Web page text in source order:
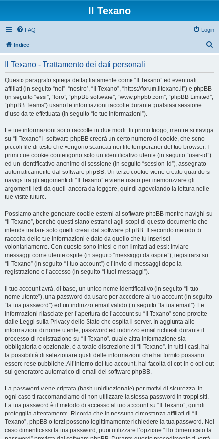
Il Texano
FAQ Login
Indice
Il Texano - Trattamento dei dati personali
Questo paragrafo spiega dettagliatamente come “Il Texano” ed eventuali
affiliati (in seguito “noi”, “nostro”, “Il Texano”, “https://forum.iltexano.it”) e phpBB
(in seguito “essi”, “loro”, “phpBB software”, “www.phpbb.com”, “phpBB Limited”,
“phpBB Teams”) usano le informazioni raccolte durante qualsiasi sessione
d’uso da te effettuata (in seguito “le tue informazioni”).
Le tue informazioni sono raccolte in due modi. In primo luogo, mentre si naviga
su “Il Texano” il software phpBB creerà un certo numero di cookie, che sono
piccoli file di testo che vengono scaricati nei file temporanei del tuo browser. I
primi due cookie contengono solo un identificativo utente (in seguito “user-id”)
ed un identificativo anonimo di sessione (in seguito “session-id”), assegnato
automaticamente dal software phpBB. Un terzo cookie viene creato quando si
naviga tra gli argomenti di “Il Texano” e viene usato per memorizzare gli
argomenti letti da quelli ancora da leggere, quindi agevolando la lettura nelle
tue visite future.
Possiamo anche generare cookie esterni al software phpBB mentre navighi su
“Il Texano”, benché questi siano estranei agli scopi di questo documento che
intende trattare solo quelli creati dal software phpBB. Il secondo metodo di
raccolta delle tue informazioni è dato da quello che tu inserisci
volontariamente. Con questo sono intesi e non limitati ad essi: inviare
messaggi come utente ospite (in seguito “messaggi da ospite”), registrarsi su
“Il Texano” (in seguito “il tuo account”) e l’invio di messaggi dopo la
registrazione e l’accesso (in seguito “i tuoi messaggi”).
Il tuo account avrà, di base, un unico nome identificativo (in seguito “il tuo
nome utente”), una password da usare per accedere al tuo account (in seguito
“la tua password”) ed un indirizzo email valido (in seguito “la tua email”). Le
informazioni rilasciate per l’apertura dell’account su “Il Texano” sono protette
dalle Leggi sulla Privacy dello Stato che ospita il server. In aggiunta alle
informazioni di nome utente, password ed indirizzo email richiesti durante il
processo di registrazione su “Il Texano”, quale altra informazione sia
obbligatoria o opzionale, è a totale discrezione di “Il Texano”. In tutti i casi, hai
la possibilità di selezionare quali delle informazioni che hai fornito possano
essere rese pubbliche. All’interno del tuo account, hai facoltà di opt-in o opt-out
sul generatore automatico di email del software phpBB.
La password viene criptata (hash unidirezionale) per motivi di sicurezza. In
ogni caso ti raccomandiamo di non utilizzare la stessa password in troppi siti.
La tua password è il metodo di accesso al tuo account su “Il Texano”, quindi
proteggila attentamente. Ricorda che in nessuna circostanza affiliati di “Il
Texano”, phpBB o terzi possono legittimamente richiedere la tua password. Nel
caso dimenticassi la tua password, puoi utilizzare l’opzione “Ho dimenticato la